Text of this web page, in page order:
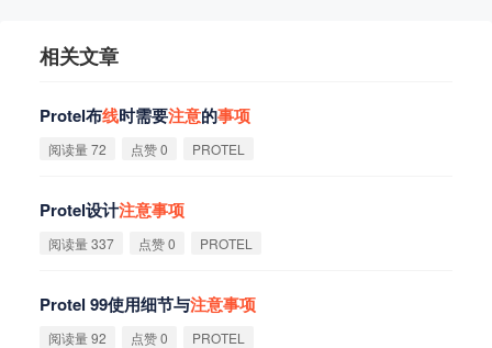
相关文章
Protel布线时需要注意的事项
阅读量 72 点赞 0 PROTEL
Protel设计注意事项
阅读量 337 点赞 0 PROTEL
Protel 99使用细节与注意事项
阅读量 92 点赞 0 PROTEL